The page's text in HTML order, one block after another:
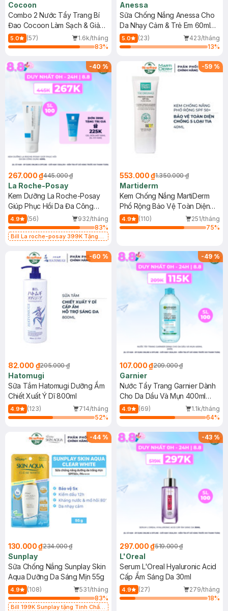
Cocoon
Combo 2 Nước Tẩy Trang Bí
Đao Cocoon Làm Sạch & Giảm
Dầu 500ml
5.0 (57)
1.6k/tháng
83%
Anessa
Sữa Chống Nắng Anessa Cho
Da Nhạy Cảm & Trẻ Em 60ml
(Mới)
5.0 (23)
423/tháng
13%
-40%
267.000 ₫445.000 ₫
La Roche-Posay
Kem Dưỡng La Roche-Posay
Giúp Phục Hồi Da Đa Công
Dụng 40ml
4.9 (56)
932/tháng
83%
Bill La roche-posay 399K Tặng
(SL có hạn)
-59 %
553.000 ₫1.350.000 ₫
Martiderm
Kem Chống Nắng MartiDerm
Phổ Rộng Bảo Vệ Toàn Diện
40ml
4.9 (110)
251/tháng
75%
-60 %
82.000 ₫205.000 ₫
Hatomugi
Sữa Tắm Hatomugi Dưỡng Ẩm
Chiết Xuất Ý Dĩ 800ml
4.9 (123)
714/tháng
52%
-49%
107.000 ₫209.000 ₫
Garnier
Nước Tẩy Trang Garnier Dành
Cho Da Dầu Và Mụn 400ml
(Mới)
4.9 (69)
1.1k/tháng
64%
-44 %
130.000 ₫234.000 ₫
Sunplay
Sữa Chống Nắng Sunplay Skin
Aqua Dưỡng Da Sáng Mịn 55g
4.9 (108)
531/tháng
83%
Bill 199K Sunplay tặng Tinh Chất
-43%
297.000 ₫519.000 ₫
L'Oreal
Serum L'Oreal Hyaluronic Acid
Cấp Ẩm Sáng Da 30ml
4.9 (27)
279/tháng
18%